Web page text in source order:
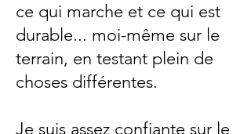
ce qui marche et ce qui est
durable... moi-même sur le
terrain, en testant plein de
choses différentes.
Je suis assez confiante sur le